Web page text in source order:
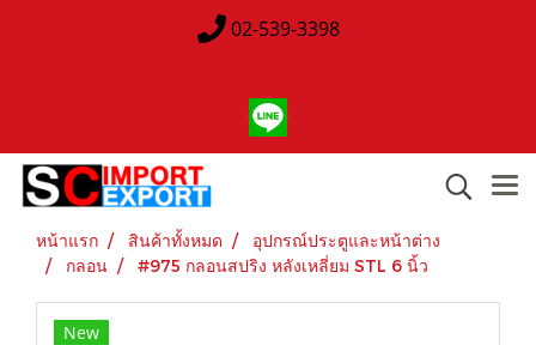
02-539-3398
หน้าแรก สินค้าทั้งหมด
อุปกรณ์ประตูและหน้าต่าง
กลอน
#975 กลอนสปริง หลังเหลี่ยม STL 6 นิ้ว
New